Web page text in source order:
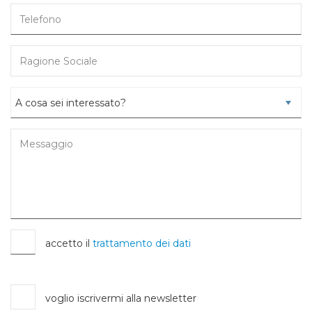
accetto il trattamento dei dati
voglio iscrivermi alla newsletter